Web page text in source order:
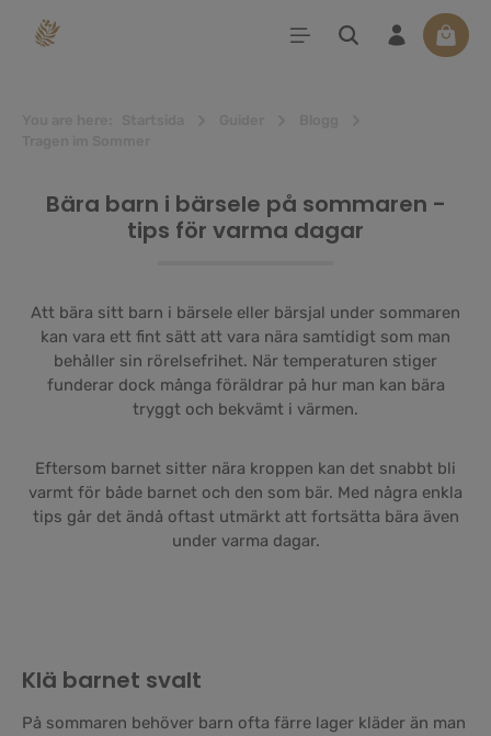
Bära barn i bärsele på sommaren -
tips för varma dagar
Att bära sitt barn i bärsele eller bärsjal under sommaren
kan vara ett fint sätt att vara nära samtidigt som man
behåller sin rörelsefrihet. När temperaturen stiger
funderar dock många föräldrar på hur man kan bära
tryggt och bekvämt i värmen.
Eftersom barnet sitter nära kroppen kan det snabbt bli
varmt för både barnet och den som bär. Med några enkla
tips går det ändå oftast utmärkt att fortsätta bära även
under varma dagar.
Klä barnet svalt
På sommaren behöver barn ofta färre lager kläder än man